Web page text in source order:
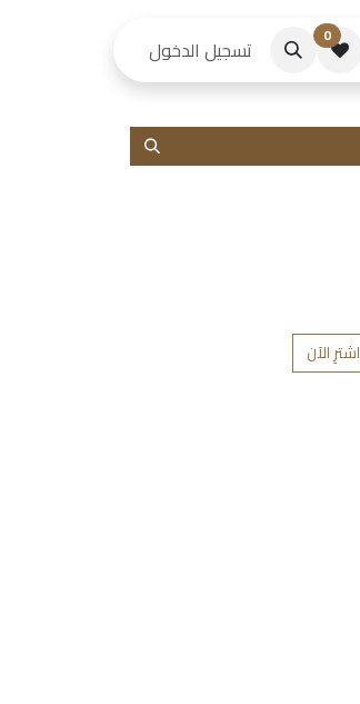
0 تسجيل الدخول
اشترِ الآن